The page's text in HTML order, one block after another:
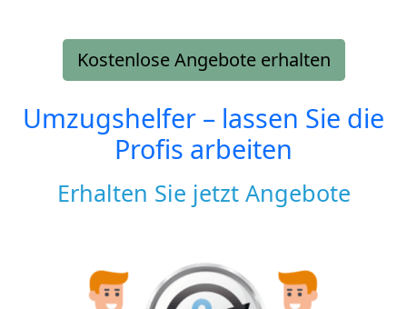
Kostenlose Angebote erhalten
Umzugshelfer – lassen Sie die
Profis arbeiten
Erhalten Sie jetzt Angebote